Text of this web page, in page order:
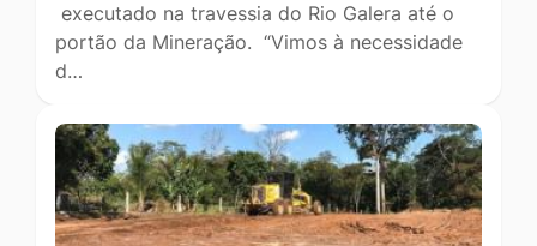
executado na travessia do Rio Galera até o
portão da Mineração. “Vimos à necessidade
d…